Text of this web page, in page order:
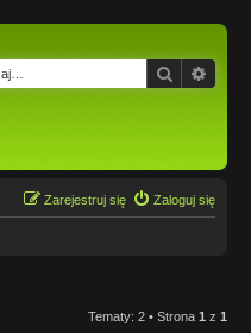
Szukaj
Zaloguj się
Zarejestruj się
Tematy: 2 • Strona 1 z 1